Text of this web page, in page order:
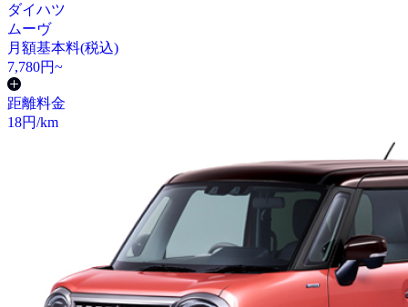
ダイハツ
ムーヴ
月額基本料(税込)
7,780円~
距離料金
18円/km